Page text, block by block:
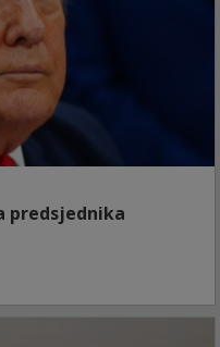
predsjednika